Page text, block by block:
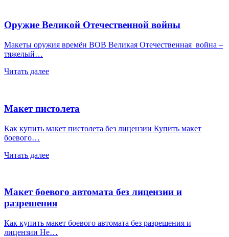
Оружие Великой Отечественной войны
Макеты оружия времён ВОВ Великая Отечественная война –
тяжелый…
Читать далее
Макет пистолета
Как купить макет пистолета без лицензии Купить макет
боевого…
Читать далее
Макет боевого автомата без лицензии и
разрешения
Как купить макет боевого автомата без разрешения и
лицензии Не…